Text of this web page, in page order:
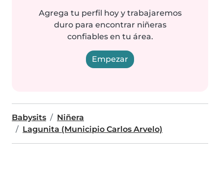
Agrega tu perfil hoy y trabajaremos
duro para encontrar niñeras
confiables en tu área.
Empezar
Babysits
Niñera
Lagunita (Municipio Carlos Arvelo)